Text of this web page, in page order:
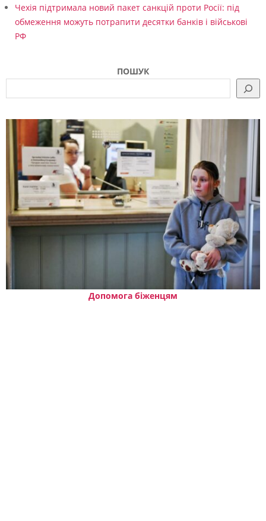
Чехія підтримала новий пакет санкцій проти Росії: під
обмеження можуть потрапити десятки банків і військові
РФ
ПОШУК
Допомога біженцям